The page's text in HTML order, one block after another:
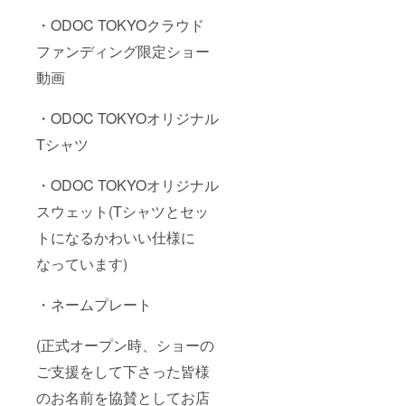
・ODOC TOKYOクラウド
ファンディング限定ショー
動画
・ODOC TOKYOオリジナル
Tシャツ
・ODOC TOKYOオリジナル
スウェット(Tシャツとセッ
トになるかわいい仕様に
なっています)
・ネームプレート
(正式オープン時、ショーの
ご支援をして下さった皆様
のお名前を協賛としてお店